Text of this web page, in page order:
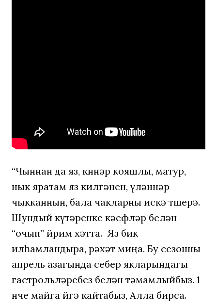
“Чыннан да яз, көннәр кояшлы, матур,
нык яратам яз килгәнен, үләннәр
чыкканнын, бала чакларны искә төшерә.
Шундый күтәренке кәефләр белән
“очып” йөрим хәтта. Яз бик
илһамландыра, рәхәт миңа. Бу сезонны
апрель азагында себер якларындагы
гастрольләребез белән тәмамлыйбыз. 1
нче майга өйгә кайтабыз, Алла бирса.